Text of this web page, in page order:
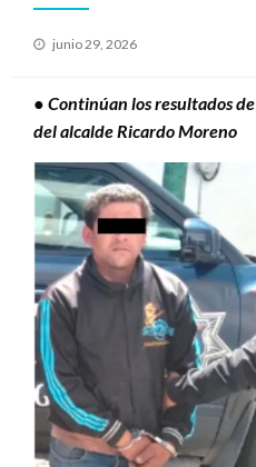
Publicado
junio 29, 2026
● Continúan los resultados
del alcalde Ricardo Moreno